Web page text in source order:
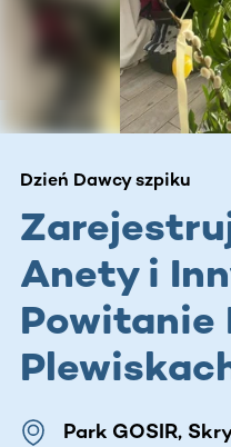
Dzień Dawcy szpiku
Anety i
Powitanie
Park GOSIR,